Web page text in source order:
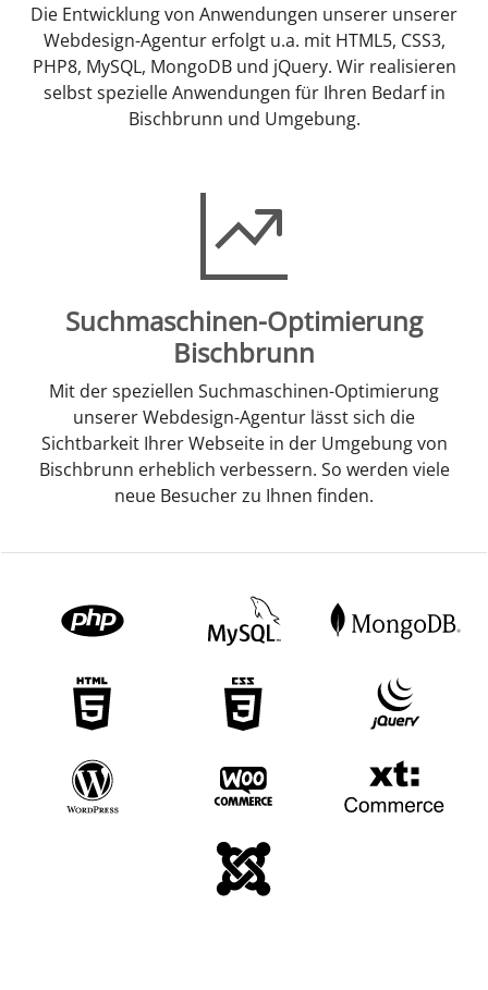
Die Entwicklung von Anwendungen unserer unserer
Webdesign-Agentur erfolgt u.a. mit HTML5, CSS3,
PHP8, MySQL, MongoDB und jQuery. Wir realisieren
selbst spezielle Anwendungen für Ihren Bedarf in
Bischbrunn und Umgebung.
Suchmaschinen-Optimierung
Bischbrunn
Mit der speziellen Suchmaschinen-Optimierung
unserer Webdesign-Agentur lässt sich die
Sichtbarkeit Ihrer Webseite in der Umgebung von
Bischbrunn erheblich verbessern. So werden viele
neue Besucher zu Ihnen finden.